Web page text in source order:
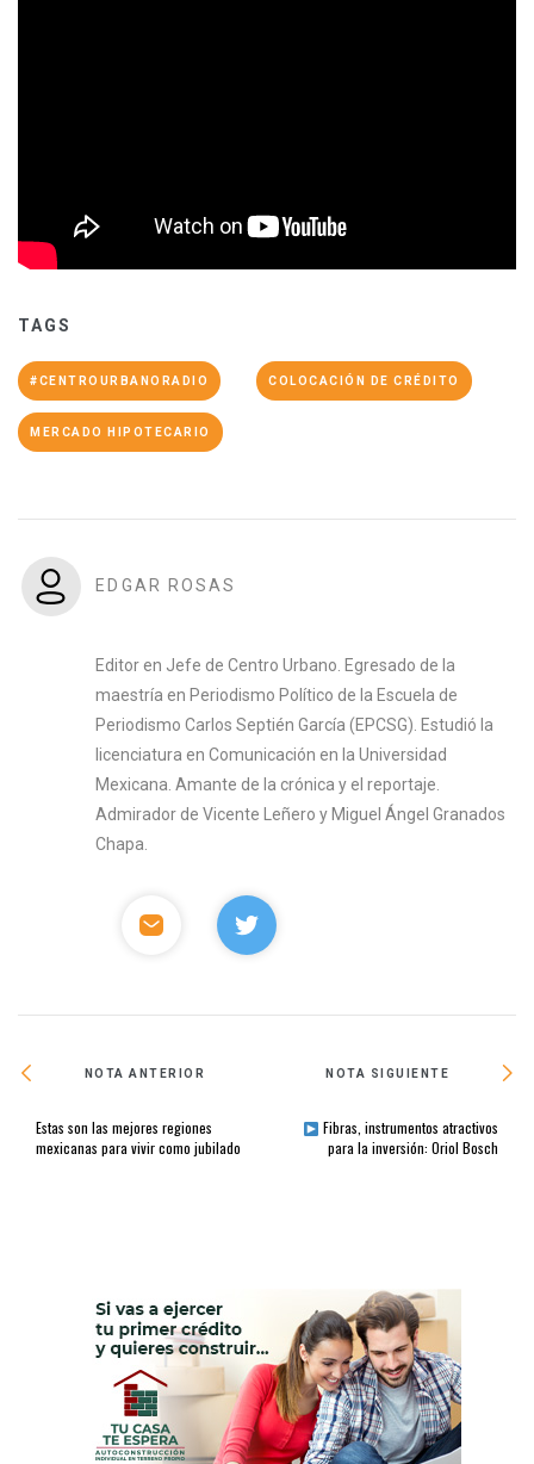
TAGS
#CENTROURBANORADIO COLOCACIÓN DE CRÉDITO
MERCADO HIPOTECARIO
EDGAR ROSAS
Editor en Jefe de Centro Urbano. Egresado de la
maestría en Periodismo Político de la Escuela de
Periodismo Carlos Septién García (EPCSG). Estudió la
licenciatura en Comunicación en la Universidad
Mexicana. Amante de la crónica y el reportaje.
Admirador de Vicente Leñero y Miguel Ángel Granados
Chapa.
NOTA ANTERIOR
Estas son las mejores regiones
mexicanas para vivir como jubilado
NOTA SIGUIENTE
Fibras, instrumentos atractivos
para la inversión: Oriol Bosch